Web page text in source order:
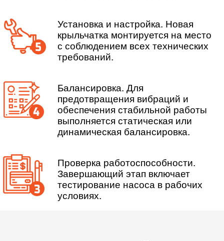
Установка и настройка. Новая
крыльчатка монтируется на место
с соблюдением всех технических
требований.
Балансировка. Для
предотвращения вибраций и
обеспечения стабильной работы
выполняется статическая или
динамическая балансировка.
Проверка работоспособности.
Завершающий этап включает
тестирование насоса в рабочих
условиях.